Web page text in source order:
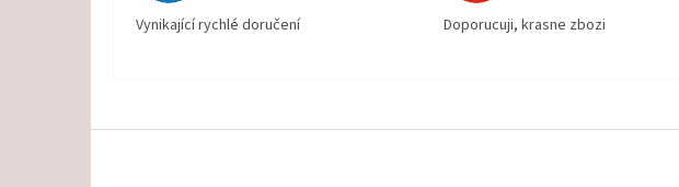
Vynikající rychlé doručení Doporucuji, krasne zbozi